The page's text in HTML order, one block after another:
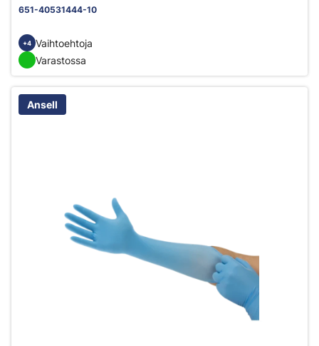
651-40531444-10
+4 Vaihtoehtoja
Varastossa
Ansell